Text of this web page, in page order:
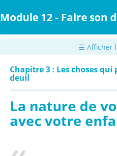
au
principal
Module 12 - Faire son
☰ Afficher
Chapitre 3 : Les choses
deuil
La nature de
avec votre